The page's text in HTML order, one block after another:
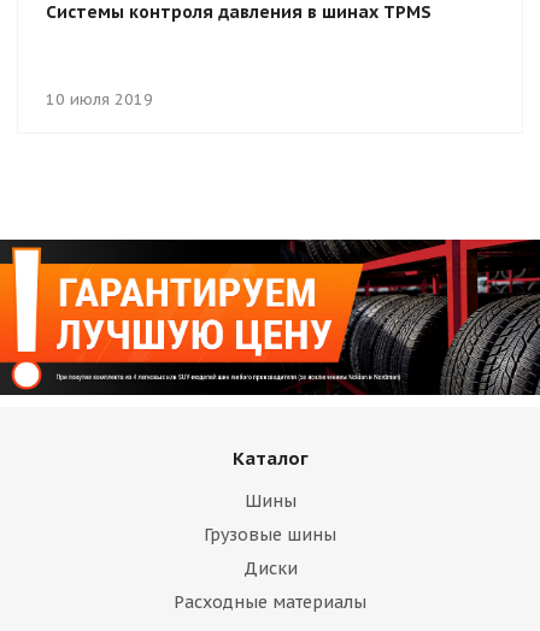
10 июля 2019
Системы контроля давления в шинах TPMS
Каталог
Шины
Грузовые шины
Диски
Расходные материалы